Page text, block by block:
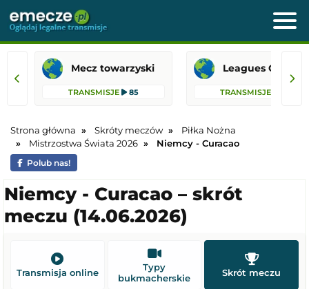
Mecz towarzyski
TRANSMISJE 85 TRANSMISJE
Strona główna Skróty meczów
Piłka Nożna
Mistrzostwa Świata 2026
Niemcy - Curacao
Polub nas!
Niemcy - Curacao – skrót
meczu (14.06.2026)
Transmisja online
Typy
bukmacherskie
Skrót meczu